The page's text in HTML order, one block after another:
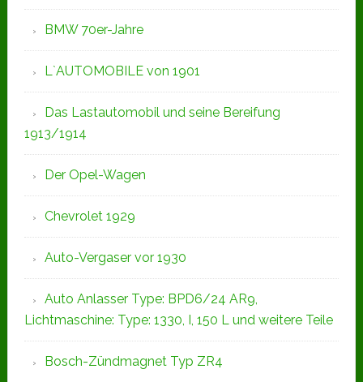
BMW 70er-Jahre
L`AUTOMOBILE von 1901
Das Lastautomobil und seine Bereifung
1913/1914
Der Opel-Wagen
Chevrolet 1929
Auto-Vergaser vor 1930
Auto Anlasser Type: BPD6/24 AR9,
Lichtmaschine: Type: 1330, I, 150 L und weitere Teile
Bosch-Zündmagnet Typ ZR4